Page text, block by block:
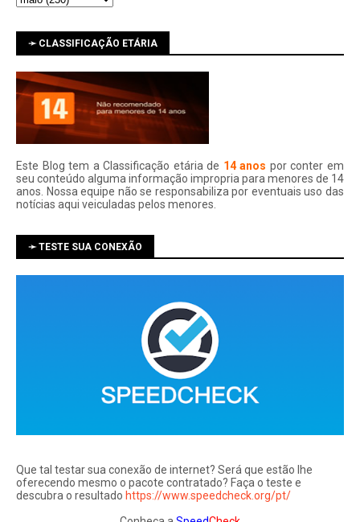
➛ CLASSIFICAÇÃO ETÁRIA
Este Blog tem a Classificação etária de 14 anos por conter em
seu conteúdo alguma informação impropria para menores de 14
anos. Nossa equipe não se responsabiliza por eventuais uso das
notí­cias aqui veiculadas pelos menores.
➛ TESTE SUA CONEXÃO
Que tal testar sua conexão de internet? Será que estão lhe
oferecendo mesmo o pacote contratado? Faça o teste e
descubra o resultado https://www.speedcheck.org/pt/